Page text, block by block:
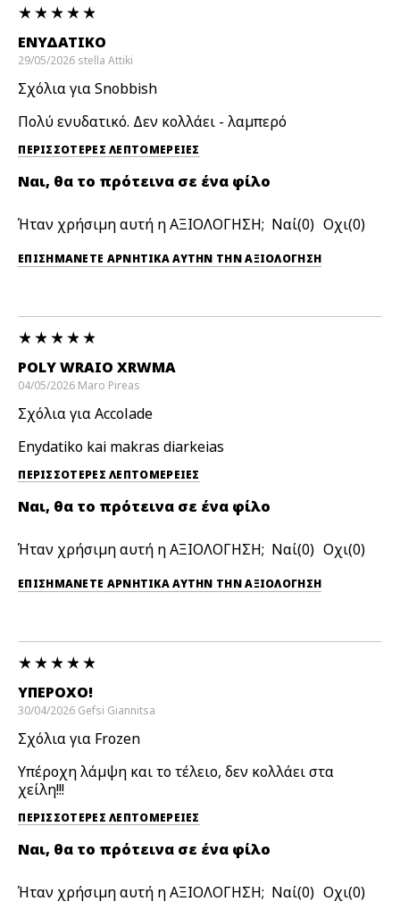
ΕΝΥΔΑΤΙΚΌ
29/05/2026 stella Attiki
Σχόλια για Snobbish
Πολύ ενυδατικό. Δεν κολλάει - λαμπερό
ΠΕΡΙΣΣΌΤΕΡΕΣ ΛΕΠΤΟΜΈΡΕΙΕΣ
Ναι, θα το πρότεινα σε ένα φίλο
Ήταν χρήσιμη αυτή η ΑΞΙΟΛΟΓΗΣΗ; 0 0
ΕΠΙΣΗΜΆΝΕΤΕ ΑΡΝΗΤΙΚΆ ΑΥΤΉΝ ΤΗΝ ΑΞΙΟΛΟΓΗΣΗ
POLY WRAIO XRWMA
04/05/2026 Maro Pireas
Σχόλια για Accolade
Enydatiko kai makras diarkeias
ΠΕΡΙΣΣΌΤΕΡΕΣ ΛΕΠΤΟΜΈΡΕΙΕΣ
Ναι, θα το πρότεινα σε ένα φίλο
Ήταν χρήσιμη αυτή η ΑΞΙΟΛΟΓΗΣΗ; 0 0
ΕΠΙΣΗΜΆΝΕΤΕ ΑΡΝΗΤΙΚΆ ΑΥΤΉΝ ΤΗΝ ΑΞΙΟΛΟΓΗΣΗ
ΥΠΈΡΟΧΟ!
30/04/2026 Gefsi Giannitsa
Σχόλια για Frozen
Υπέροχη λάμψη και το τέλειο, δεν κολλάει στα
χείλη!!!
ΠΕΡΙΣΣΌΤΕΡΕΣ ΛΕΠΤΟΜΈΡΕΙΕΣ
Ναι, θα το πρότεινα σε ένα φίλο
Ήταν χρήσιμη αυτή η ΑΞΙΟΛΟΓΗΣΗ; 0 0